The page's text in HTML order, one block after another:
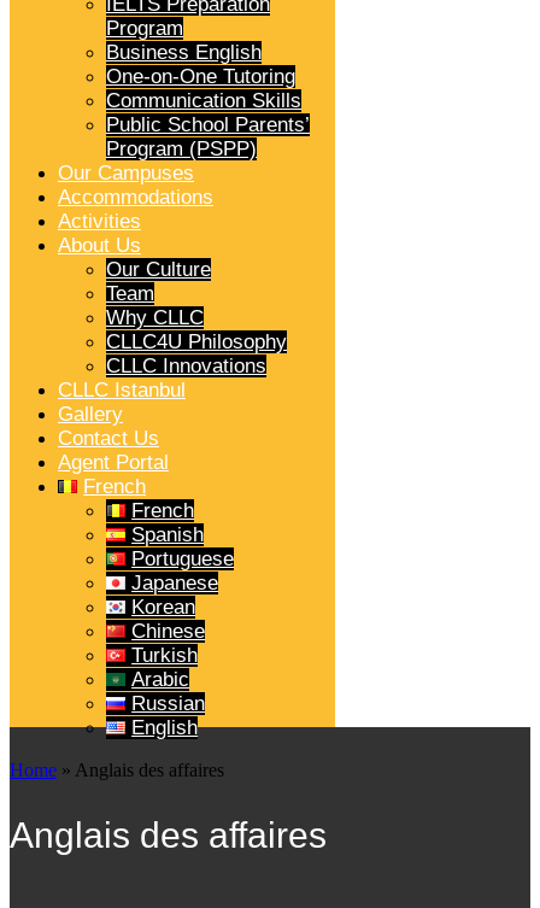
Program
Business English
One-on-One Tutoring
Communication Skills
Public School Parents’
Program (PSPP)
Our Campuses
Accommodations
Activities
About Us
Our Culture
Team
Why CLLC
CLLC4U Philosophy
CLLC Innovations
CLLC Istanbul
Gallery
Contact Us
Agent Portal
French
French
Spanish
Portuguese
Japanese
Korean
Chinese
Turkish
Arabic
Russian
English
Home » Anglais des affaires
Anglais des affaires